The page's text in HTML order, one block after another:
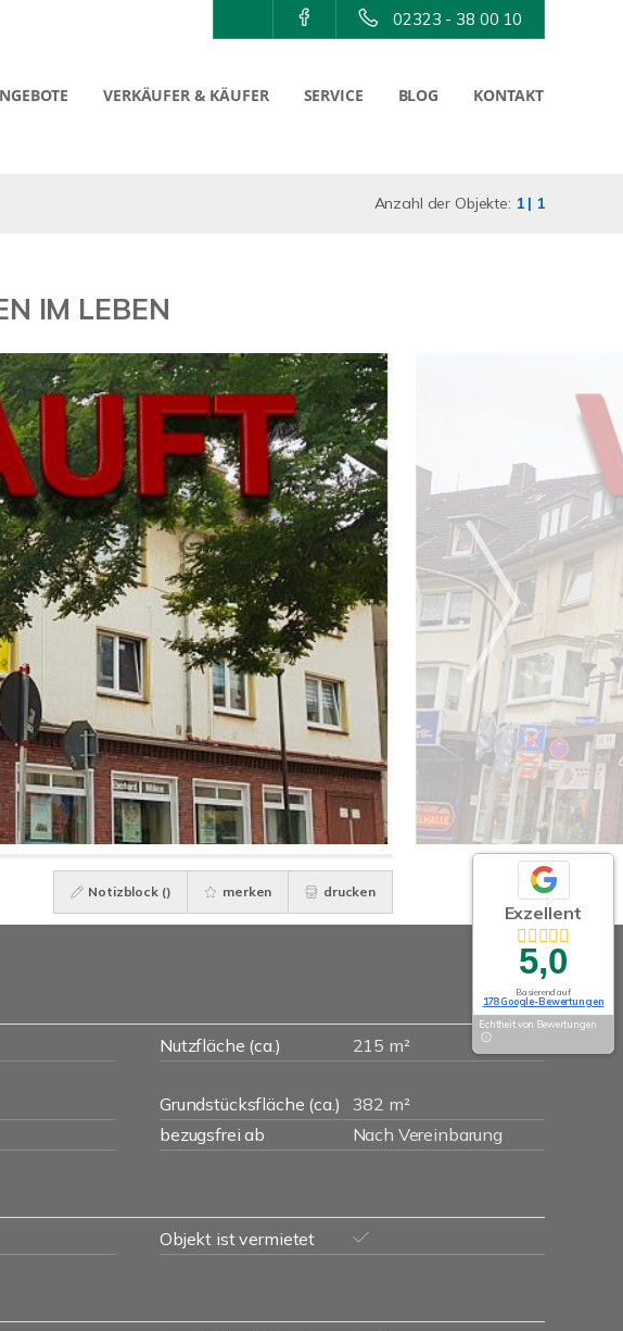
02323 - 38 00 10
VERKÄUFER & KÄUFER SERVICE BLOG KONTAKT
Anzahl der Objekte: 1 | 1
IM LEBEN
Notizblock () merken drucken
Nutzfläche (ca.)
215 m²
Grundstücksfläche (ca.)
382 m²
bezugsfrei ab Nach Vereinbarung
Objekt ist vermietet
Exzellent
5,0
Basierend auf
178 Google-Bewertungen
Echtheit von Bewertungen